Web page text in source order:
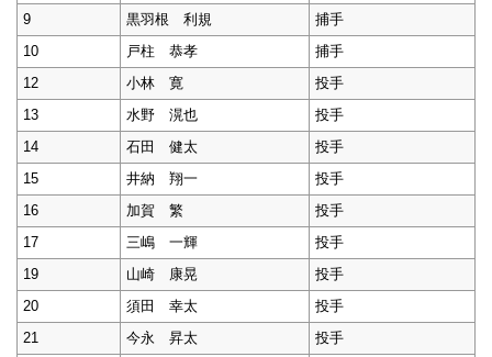
9
黒羽根 利規
捕手
10
戸柱 恭孝
捕手
12
小林 寛
投手
13
水野 滉也
投手
14
石田 健太
投手
15
井納 翔一
投手
16
加賀 繁
投手
17
三嶋 一輝
投手
19
山崎 康晃
投手
20
須田 幸太
投手
21
今永 昇太
投手